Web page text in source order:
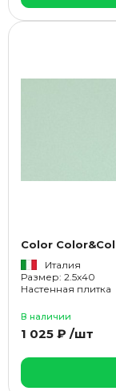
Color
Италия
Размер: 2.5x40
Настенная плитка
В наличии
1 025 ₽ /шт